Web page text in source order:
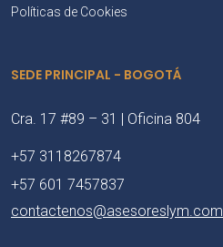
Políticas de Cookies
SEDE PRINCIPAL - BOGOTÁ
Cra. 17 #89 – 31 | Oficina 804
+57 3118267874
+57 601 7457837
contactenos@asesoreslym.com